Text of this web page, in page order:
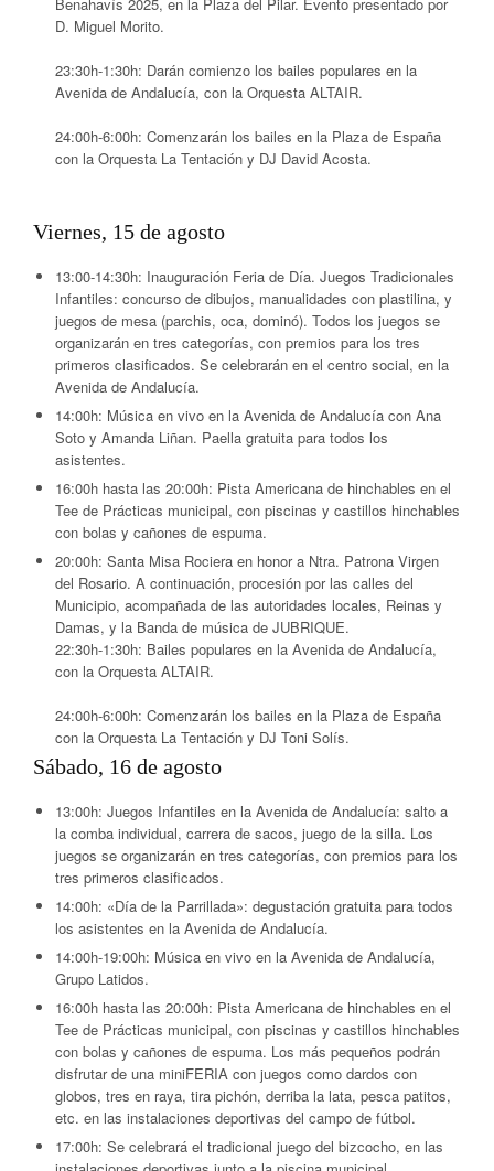
D. Miguel Morito.
23:30h-1:30h: Darán comienzo los bailes populares en la
Avenida de Andalucía, con la Orquesta ALTAIR.
24:00h-6:00h: Comenzarán los bailes en la Plaza de España
con la Orquesta La Tentación y DJ David Acosta.
Viernes, 15 de agosto
13:00-14:30h: Inauguración Feria de Día. Juegos Tradicionales
Infantiles: concurso de dibujos, manualidades con plastilina, y
juegos de mesa (parchis, oca, dominó). Todos los juegos se
organizarán en tres categorías, con premios para los tres
primeros clasificados. Se celebrarán en el centro social, en la
Avenida de Andalucía.
14:00h: Música en vivo en la Avenida de Andalucía con Ana
Soto y Amanda Liñan. Paella gratuita para todos los
asistentes.
16:00h hasta las 20:00h: Pista Americana de hinchables en el
Tee de Prácticas municipal, con piscinas y castillos hinchables
con bolas y cañones de espuma.
20:00h: Santa Misa Rociera en honor a Ntra. Patrona Virgen
del Rosario. A continuación, procesión por las calles del
Municipio, acompañada de las autoridades locales, Reinas y
Damas, y la Banda de música de JUBRIQUE.
22:30h-1:30h: Bailes populares en la Avenida de Andalucía,
con la Orquesta ALTAIR.
24:00h-6:00h: Comenzarán los bailes en la Plaza de España
con la Orquesta La Tentación y DJ Toni Solís.
Sábado, 16 de agosto
13:00h: Juegos Infantiles en la Avenida de Andalucía: salto a
la comba individual, carrera de sacos, juego de la silla. Los
juegos se organizarán en tres categorías, con premios para los
tres primeros clasificados.
14:00h: «Día de la Parrillada»: degustación gratuita para todos
los asistentes en la Avenida de Andalucía.
14:00h-19:00h: Música en vivo en la Avenida de Andalucía,
Grupo Latidos.
16:00h hasta las 20:00h: Pista Americana de hinchables en el
Tee de Prácticas municipal, con piscinas y castillos hinchables
con bolas y cañones de espuma. Los más pequeños podrán
disfrutar de una miniFERIA con juegos como dardos con
globos, tres en raya, tira pichón, derriba la lata, pesca patitos,
etc. en las instalaciones deportivas del campo de fútbol.
17:00h: Se celebrará el tradicional juego del bizcocho, en las